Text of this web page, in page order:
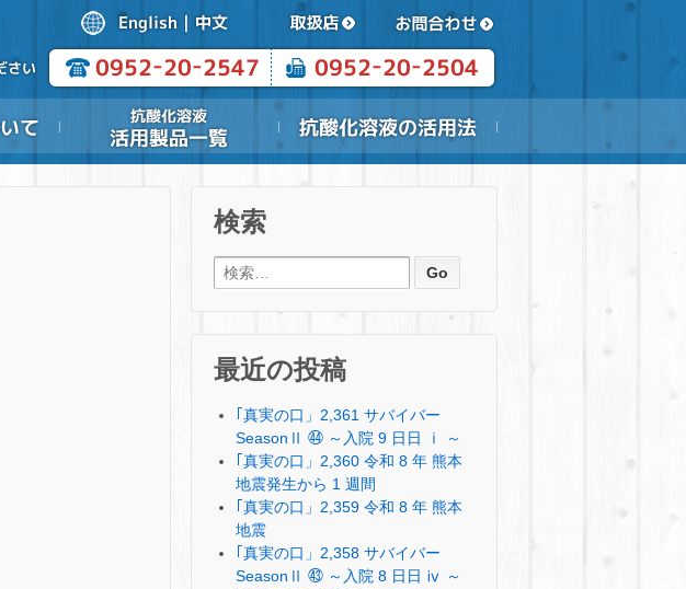
検索
検索:
最近の投稿
｢真実の口」2,361 サバイバー
SeasonⅡ ㊹ ～入院 9 日日 ⅰ ～
｢真実の口」2,360 令和 8 年 熊本
地震発生から 1 週間
｢真実の口」2,359 令和 8 年 熊本
地震
｢真実の口」2,358 サバイバー
SeasonⅡ ㊸ ～入院 8 日日 ⅳ ～